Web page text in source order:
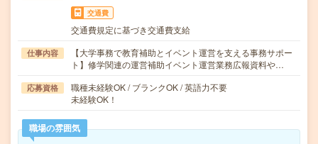
交通費
交通費規定に基づき交通費支給
仕事内容
【大学事務で教育補助とイベント運営を支える事務サポー
ト】修学関連の運営補助イベント運営業務広報資料や…
応募資格
職種未経験OK / ブランクOK / 英語力不要
未経験OK！
職場の雰囲気